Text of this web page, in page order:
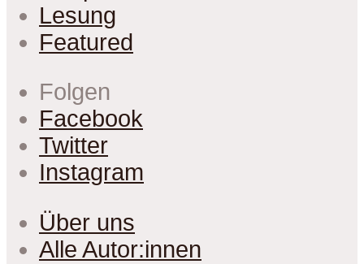
Lesung
Featured
Folgen
Facebook
Twitter
Instagram
Über uns
Alle Autor:innen